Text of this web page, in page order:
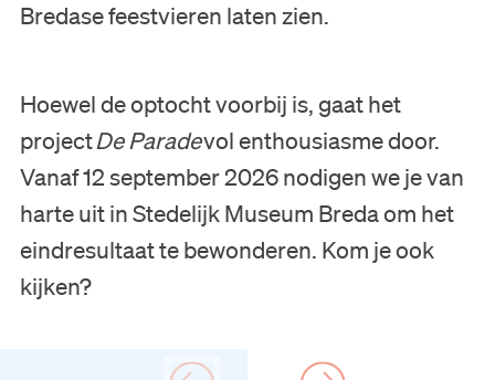
Bredase feestvieren laten zien.
Hoewel de optocht voorbij is, gaat het
projectDe Paradevol enthousiasme door.
Vanaf 12 september 2026 nodigen we je van
harte uit in Stedelijk Museum Breda om het
eindresultaat te bewonderen. Kom je ook
kijken?